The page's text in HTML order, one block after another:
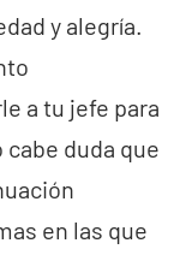
y alegría.
a tu jefe para
duda que
en las que